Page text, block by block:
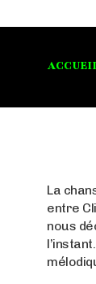
La
entre
nous